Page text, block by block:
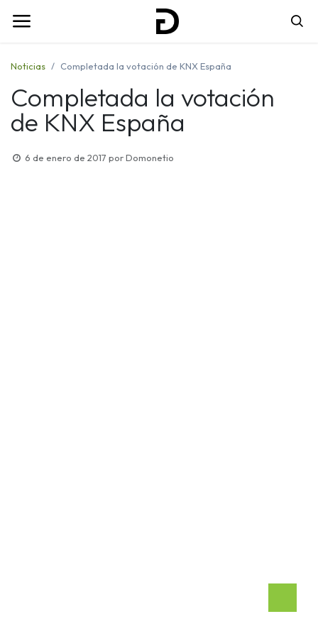
Noticias Completada la votación de KNX España
Completada la votación
de KNX España
6 de enero de 2017 porDomonetio